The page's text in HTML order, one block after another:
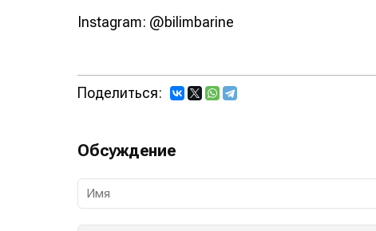
Instagram: @bilimbarine
Поделиться:
Обсуждение